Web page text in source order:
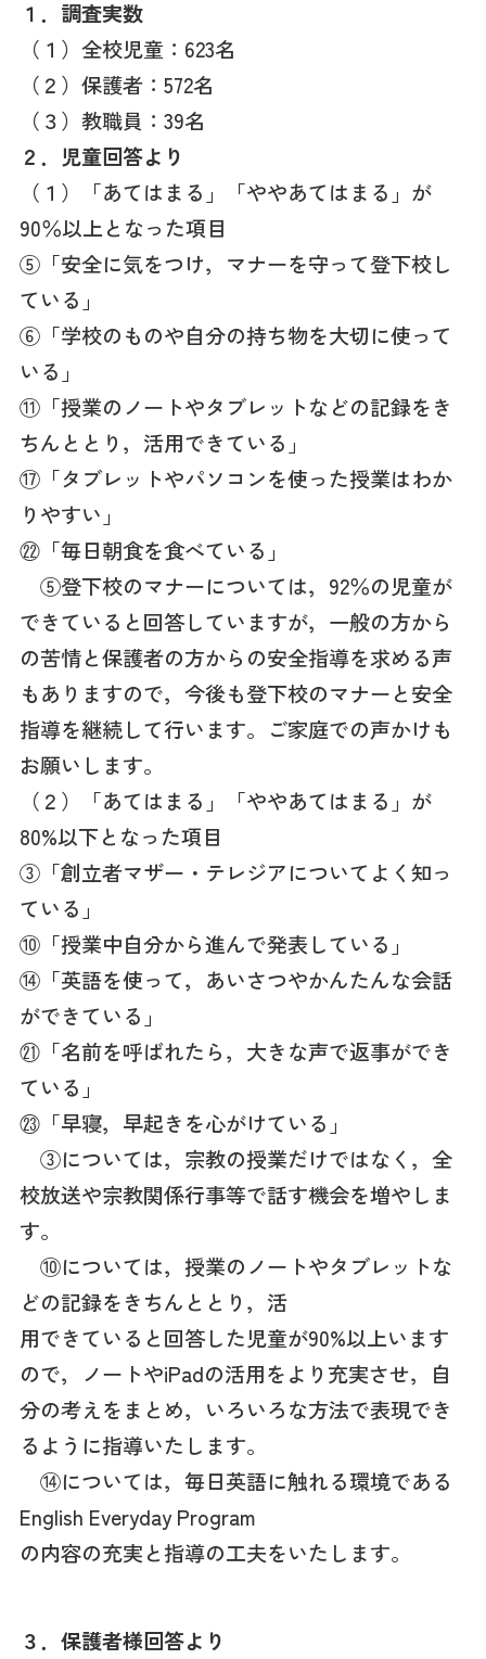
１．調査実数
（１）全校児童：623名
（２）保護者：572名
（３）教職員：39名
２．児童回答より
（１）「あてはまる」「ややあてはまる」が
90％以上となった項目
⑤「安全に気をつけ，マナーを守って登下校し
ている」
⑥「学校のものや自分の持ち物を大切に使って
いる」
⑪「授業のノートやタブレットなどの記録をき
ちんととり，活用できている」
⑰「タブレットやパソコンを使った授業はわか
りやすい」
㉒「毎日朝食を食べている」
⑤登下校のマナーについては，92％の児童が
できていると回答していますが，一般の方から
の苦情と保護者の方からの安全指導を求める声
もありますので，今後も登下校のマナーと安全
指導を継続して行います。ご家庭での声かけも
お願いします。
（２）「あてはまる」「ややあてはまる」が
80%以下となった項目
③「創立者マザー・テレジアについてよく知っ
ている」
⑩「授業中自分から進んで発表している」
⑭「英語を使って，あいさつやかんたんな会話
ができている」
㉑「名前を呼ばれたら，大きな声で返事ができ
ている」
㉓「早寝，早起きを心がけている」
③については，宗教の授業だけではなく，全
校放送や宗教関係行事等で話す機会を増やしま
す。
⑩については，授業のノートやタブレットな
どの記録をきちんととり，活
用できていると回答した児童が90%以上います
ので，ノートやiPadの活用をより充実させ，自
分の考えをまとめ，いろいろな方法で表現でき
るように指導いたします。
⑭については，毎日英語に触れる環境である
English Everyday Program
の内容の充実と指導の工夫をいたします。
３．保護者様回答より